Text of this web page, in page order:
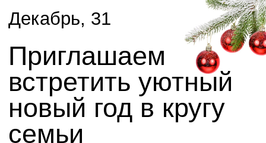
Приглашаем
встретить уютный
новый год в кругу
семьи